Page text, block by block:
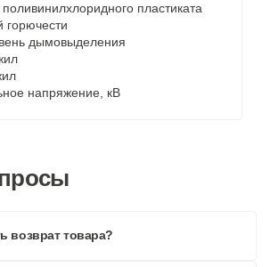
пластиката
дымовыделения
напряжение, кВ
возврат товара?